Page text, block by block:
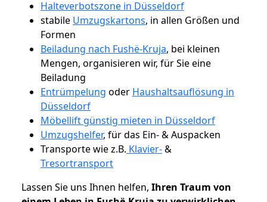
Halteverbotszone in Düsseldorf
stabile Umzugskartons, in allen Größen und
Formen
Beiladung nach Fushë-Kruja, bei kleinen
Mengen, organisieren wir, für Sie eine
Beiladung
Entrümpelung oder Haushaltsauflösung in
Düsseldorf
Möbellift günstig mieten in Düsseldorf
Umzugshelfer, für das Ein- & Auspacken
Transporte wie z.B. Klavier-&
Tresortransport
Lassen Sie uns Ihnen helfen, Ihren Traum von